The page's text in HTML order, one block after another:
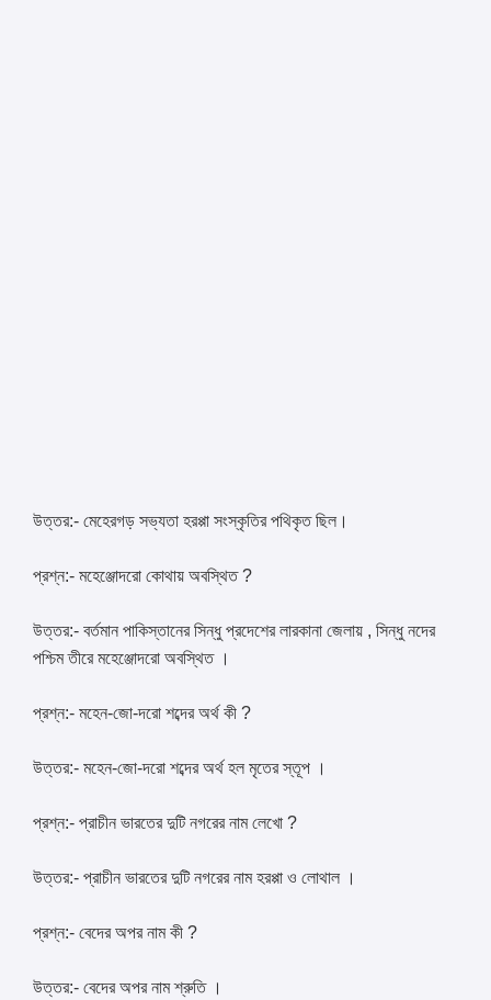
উত্তর:- মেহেরগড় সভ্যতা হরপ্পা সংস্কৃতির পথিকৃত ছিল।
প্রশ্ন:- মহেঞ্জোদরো কোথায় অবস্থিত ?
উত্তর:- বর্তমান পাকিস্তানের সিন্ধু প্রদেশের লারকানা জেলায় , সিন্ধু নদের
পশ্চিম তীরে মহেঞ্জোদরো অবস্থিত ।
প্রশ্ন:- মহেন-জো-দরো শব্দের অর্থ কী ?
উত্তর:- মহেন-জো-দরো শব্দের অর্থ হল মৃতের স্তূপ ।
প্রশ্ন:- প্রাচীন ভারতের দুটি নগরের নাম লেখো ?
উত্তর:- প্রাচীন ভারতের দুটি নগরের নাম হরপ্পা ও লোথাল ।
প্রশ্ন:- বেদের অপর নাম কী ?
উত্তর:- বেদের অপর নাম শ্রুতি ।